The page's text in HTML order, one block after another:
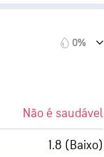
Index™
99%
0%
Não é saudável
1.8 (Baixo)